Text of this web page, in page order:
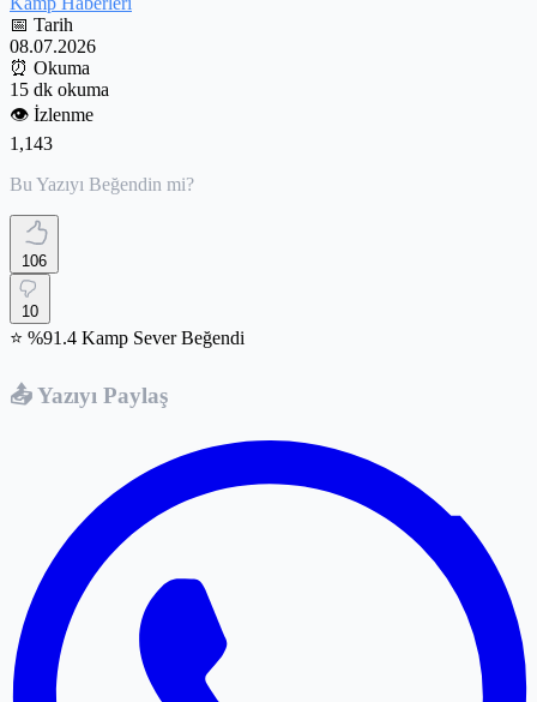
📅 Tarih
08.07.2026
⏰ Okuma
15 dk okuma
👁️ İzlenme
1,143
Bu Yazıyı Beğendin mi?
106
10
⭐ %91.4 Kamp Sever Beğendi
📤 Yazıyı Paylaş